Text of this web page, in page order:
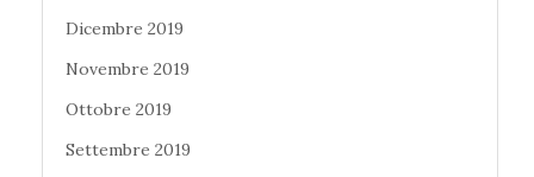
Dicembre 2019
Novembre 2019
Ottobre 2019
Settembre 2019